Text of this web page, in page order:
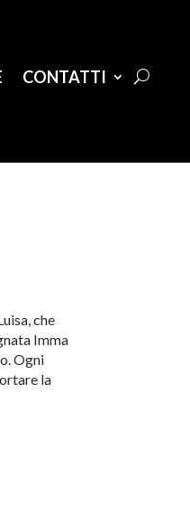
CONTATTI
che
Imma
Ogni
la